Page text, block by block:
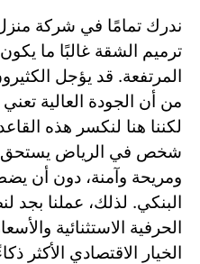
ندرك تمامًا في شركة
ترميم الشقة غالبًا ما
المرتفعة. قد يؤجل
من أن الجودة العالية
لكننا هنا لنكسر هذه
شخص في الرياض يستحق
ومريحة وآمنة، دون أن
البنكي. لذلك، عملنا بجد
الحرفية الاستثنائية
الخيار الاقتصادي الأكثر